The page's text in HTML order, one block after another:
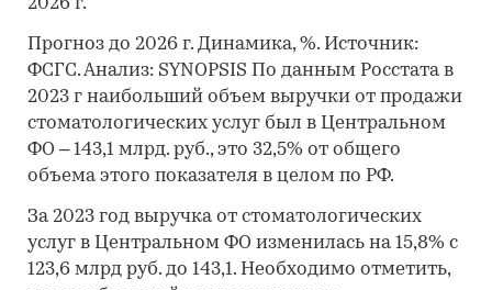
Прогноз до 2026 г. Динамика, %. Источник:
ФСГС. Анализ: SYNOPSIS По данным Росстата в
2023 г наибольший объем выручки от продажи
стоматологических услуг был в Центральном
ФО – 143,1 млрд. руб., это 32,5% от общего
объема этого показателя в целом по РФ.
За 2023 год выручка от стоматологических
услуг в Центральном ФО изменилась на 15,8% с
123,6 млрд руб. до 143,1. Необходимо отметить,